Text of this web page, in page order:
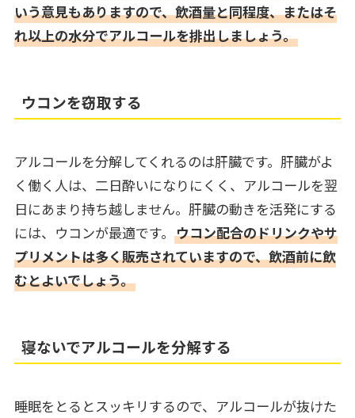
いう意見もありますので、飲酒量と同程度、またはそ
れ以上の水分でアルコールを排出しましょう。
ウコンを窃取する
アルコールを分解してくれるのは肝臓です。肝臓がよ
く働く人は、二日酔いになりにくく、アルコールを翌
日にあまり持ち越しません。肝臓の動きを活発にする
には、ウコンが最適です。 ウコン配合のドリンクやサ
プリメントは多く販売されていますので、飲酒前に飲
むとよいでしょう。
寝ないでアルコールを分解する
睡眠をとるとスッキリするので、アルコールが抜けた